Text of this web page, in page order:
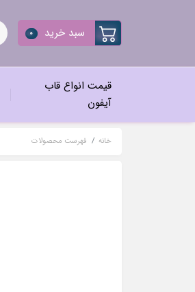
سبد خرید 0
قیمت انواع قاب
آیفون
خانه فهرست محصولات